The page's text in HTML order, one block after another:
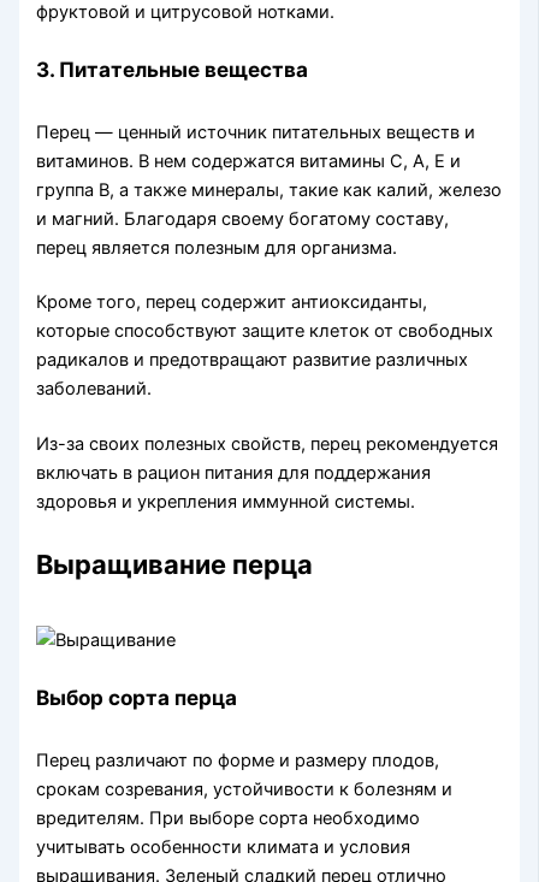
фруктовой и цитрусовой нотками.
3. Питательные вещества
Перец — ценный источник питательных веществ и
витаминов. В нем содержатся витамины С, А, Е и
группа B, а также минералы, такие как калий, железо
и магний. Благодаря своему богатому составу,
перец является полезным для организма.
Кроме того, перец содержит антиоксиданты,
которые способствуют защите клеток от свободных
радикалов и предотвращают развитие различных
заболеваний.
Из-за своих полезных свойств, перец рекомендуется
включать в рацион питания для поддержания
здоровья и укрепления иммунной системы.
Выращивание перца
Выбор сорта перца
Перец различают по форме и размеру плодов,
срокам созревания, устойчивости к болезням и
вредителям. При выборе сорта необходимо
учитывать особенности климата и условия
выращивания. Зеленый сладкий перец отлично